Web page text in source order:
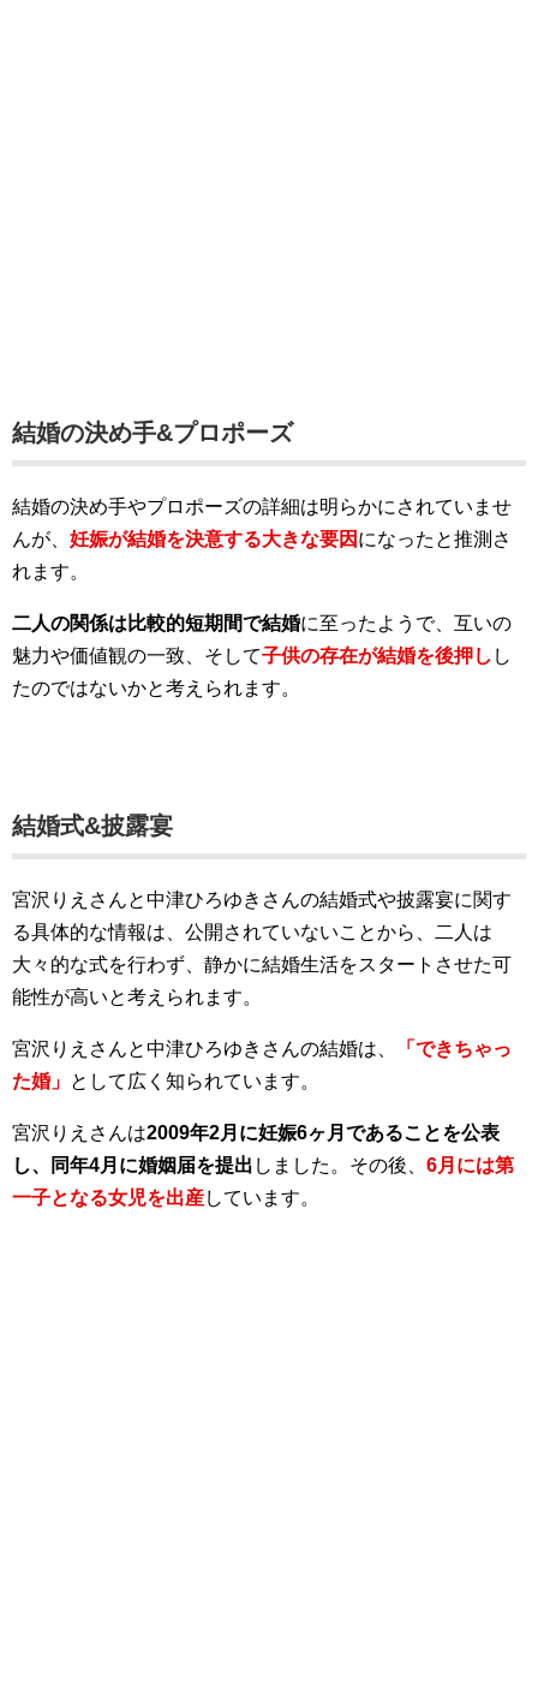
結婚の決め手&プロポーズ
結婚の決め手やプロポーズの詳細は明らかにされていませ
んが、 妊娠が結婚を決意する大きな要因 になったと推測さ
れます。
二人の関係は比較的短期間で結婚に至ったようで、互いの
魅力や価値観の一致、そして子供の存在が結婚を後押し し
たのではないかと考えられます。
結婚式&披露宴
宮沢りえさんと中津ひろゆきさんの結婚式や披露宴に関す
る具体的な情報は、公開されていないことから、二人は
大々的な式を行わず、静かに結婚生活をスタートさせた可
能性が高いと考えられます。
宮沢りえさんと中津ひろゆきさんの結婚は、
「できちゃっ
た婚」 として広く知られています。
宮沢りえさんは2009年2月に妊娠6ヶ月であることを公表
し、同年4月に婚姻届を提出 しました。その後、 6月には第
一子となる女児を出産しています。